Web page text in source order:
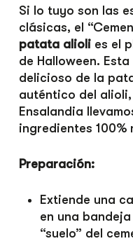
Si lo tuyo son las
clásicas, el
patata aliolies el
de Halloween.
delicioso de la
auténtico del
Ensalandia
ingredientes 100%
Preparación:
Extiende una
en una
“suelo” del